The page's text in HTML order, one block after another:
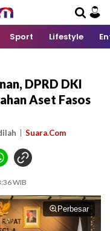
Sport Lifestyle
DPRD DKI
Aset Fasos
Suara.Com
WIB
Perbesar